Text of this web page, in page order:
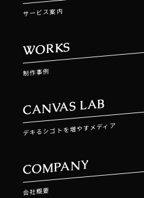
サービス案内
WORKS
制作事例
CANVAS LAB
デキるシゴトを増やすメディア
COMPANY
会社概要